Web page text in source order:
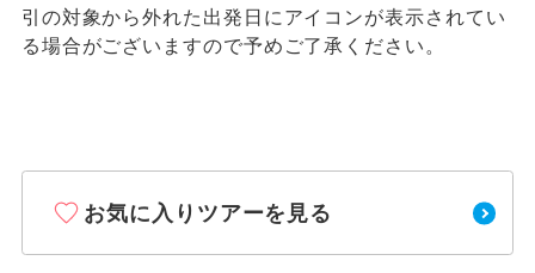
引の対象から外れた出発日にアイコンが表示されてい
る場合がございますので予めご了承ください。
お気に入りツアーを見る